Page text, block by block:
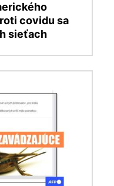
covidu sa
sieťach